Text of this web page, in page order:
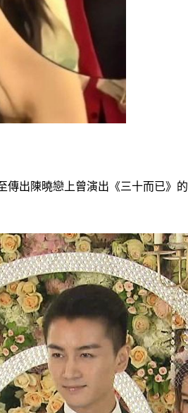
出陳曉戀上曾演出《三十而已》